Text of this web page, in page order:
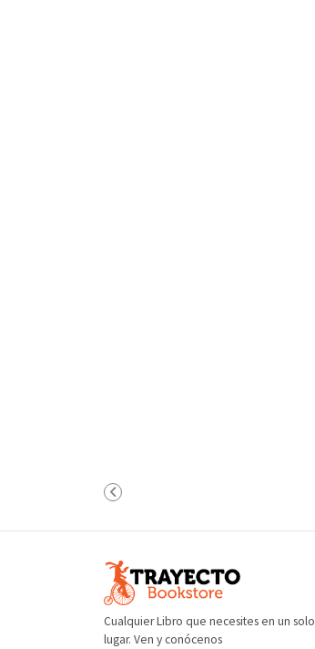
Cualquier Libro que necesites en un solo
lugar. Ven y conócenos